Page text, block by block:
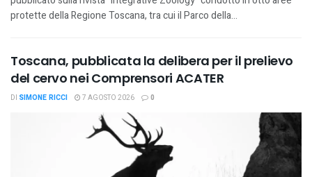
protette della Regione Toscana, tra cui il Parco della...
Toscana, pubblicata la delibera per il prelievo
del cervo nei Comprensori ACATER
DI SIMONE RICCI 7 AGOSTO 2026 0